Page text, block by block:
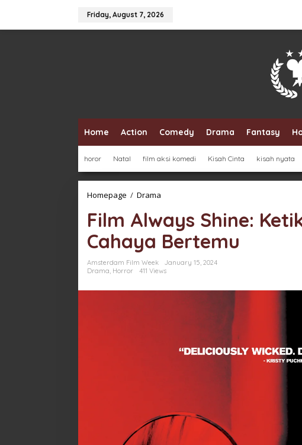
Friday, August 7, 2026
Home Action Comedy Drama Fantasy
horor Natal film aksi komedi Kisah Cinta kisah nyata
Homepage / Drama
Shine:
Ketika
Kegelapan
dan
Cahaya
Bertemu
Film Always Shine:
Cahaya Bertemu
Amsterdam Film Week
January 15, 2024
Drama, Horror 411 Views